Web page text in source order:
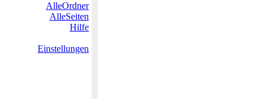
AlleOrdner
AlleSeiten
Hilfe
Einstellungen